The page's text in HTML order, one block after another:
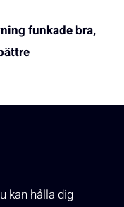
funkade bra,
kan hålla dig